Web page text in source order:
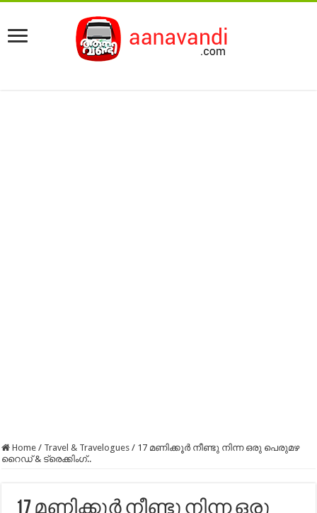
Home / Travel & Travelogues / 17 മണിക്കൂർ നീണ്ടു നിന്ന ഒരു പെരുമഴ
റൈഡ് & ട്രെക്കിംഗ്..
17 മണിക്കൂർ നീണ്ടു നിന്ന ഒരു